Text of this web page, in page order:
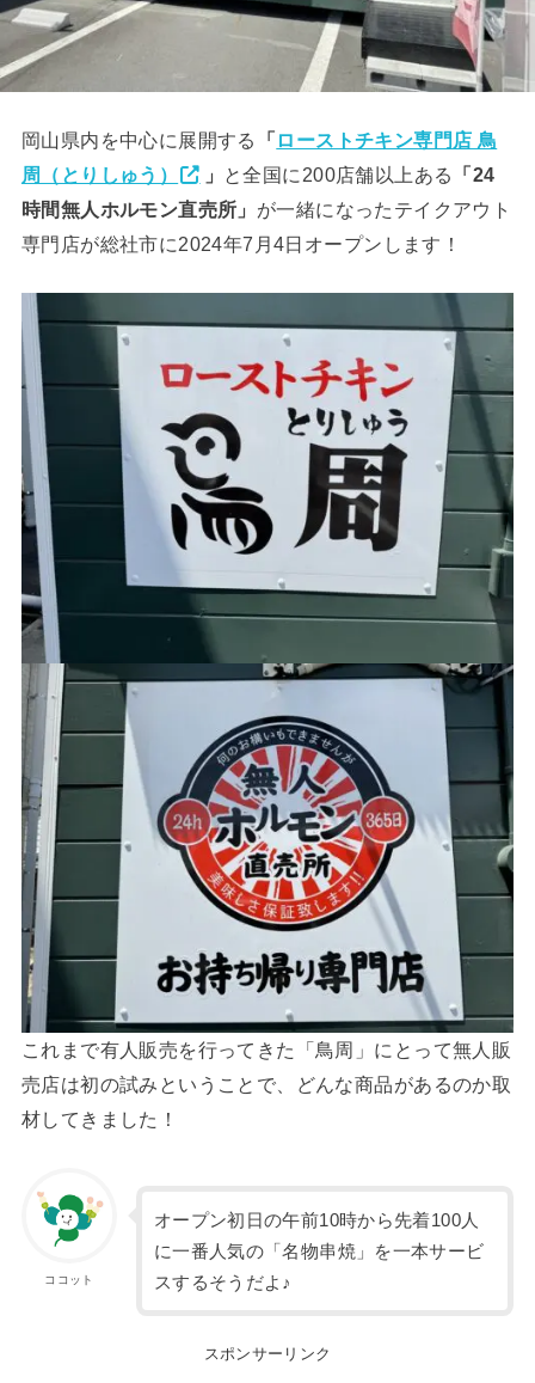
岡山県内を中心に展開する 「 ローストチキン専門店 鳥
周（とりしゅう）
」 と全国に200店舗以上ある
「24
時間無人ホルモン直売所」 が一緒になったテイクアウト
専門店が総社市に2024年7月4日オープンします！
これまで有人販売を行ってきた「鳥周」にとって無人販
売店は初の試みということで、どんな商品があるのか取
材してきました！
ココット
オープン初日の午前10時から先着100人
に一番人気の「名物串焼」を一本サービ
スするそうだよ♪
スポンサーリンク